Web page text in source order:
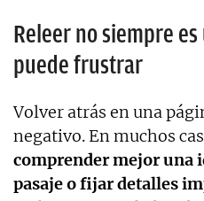
Releer no siempre
puede frustrar
Volver atrás en una
negativo. En muchos
comprender mejor una
pasaje o fijar detalles